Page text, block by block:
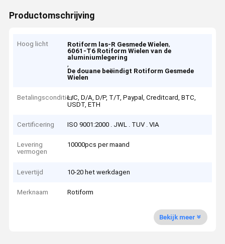
Productomschrijving
Hoog licht Rotiform las-R Gesmede Wielen,
6061-T6 Rotiform Wielen van de
aluminiumlegering
,
De douane beëindigt Rotiform Gesmede
Wielen
BetalingsconditiesL/C, D/A, D/P, T/T, Paypal, Creditcard, BTC,
USDT, ETH
Certificering ISO 9001:2000 . JWL . TUV . VIA
Levering
vermogen
10000pcs per maand
Levertijd 10-20 het werkdagen
Merknaam Rotiform
Bekijk meer